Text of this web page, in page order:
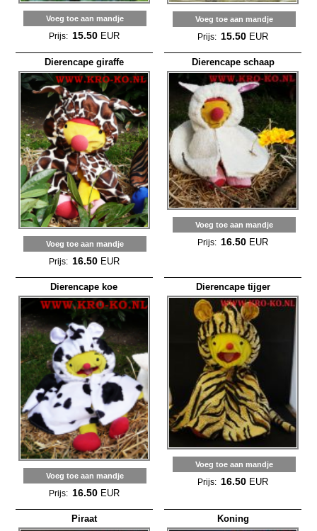
Voeg toe aan mandje
Prijs: 15.50 EUR
Voeg toe aan mandje
Prijs: 15.50 EUR
Dierencape giraffe
Voeg toe aan mandje
Prijs: 16.50 EUR
Dierencape schaap
Voeg toe aan mandje
Prijs: 16.50 EUR
Dierencape koe
Voeg toe aan mandje
Prijs: 16.50 EUR
Dierencape tijger
Voeg toe aan mandje
Prijs: 16.50 EUR
Piraat Koning